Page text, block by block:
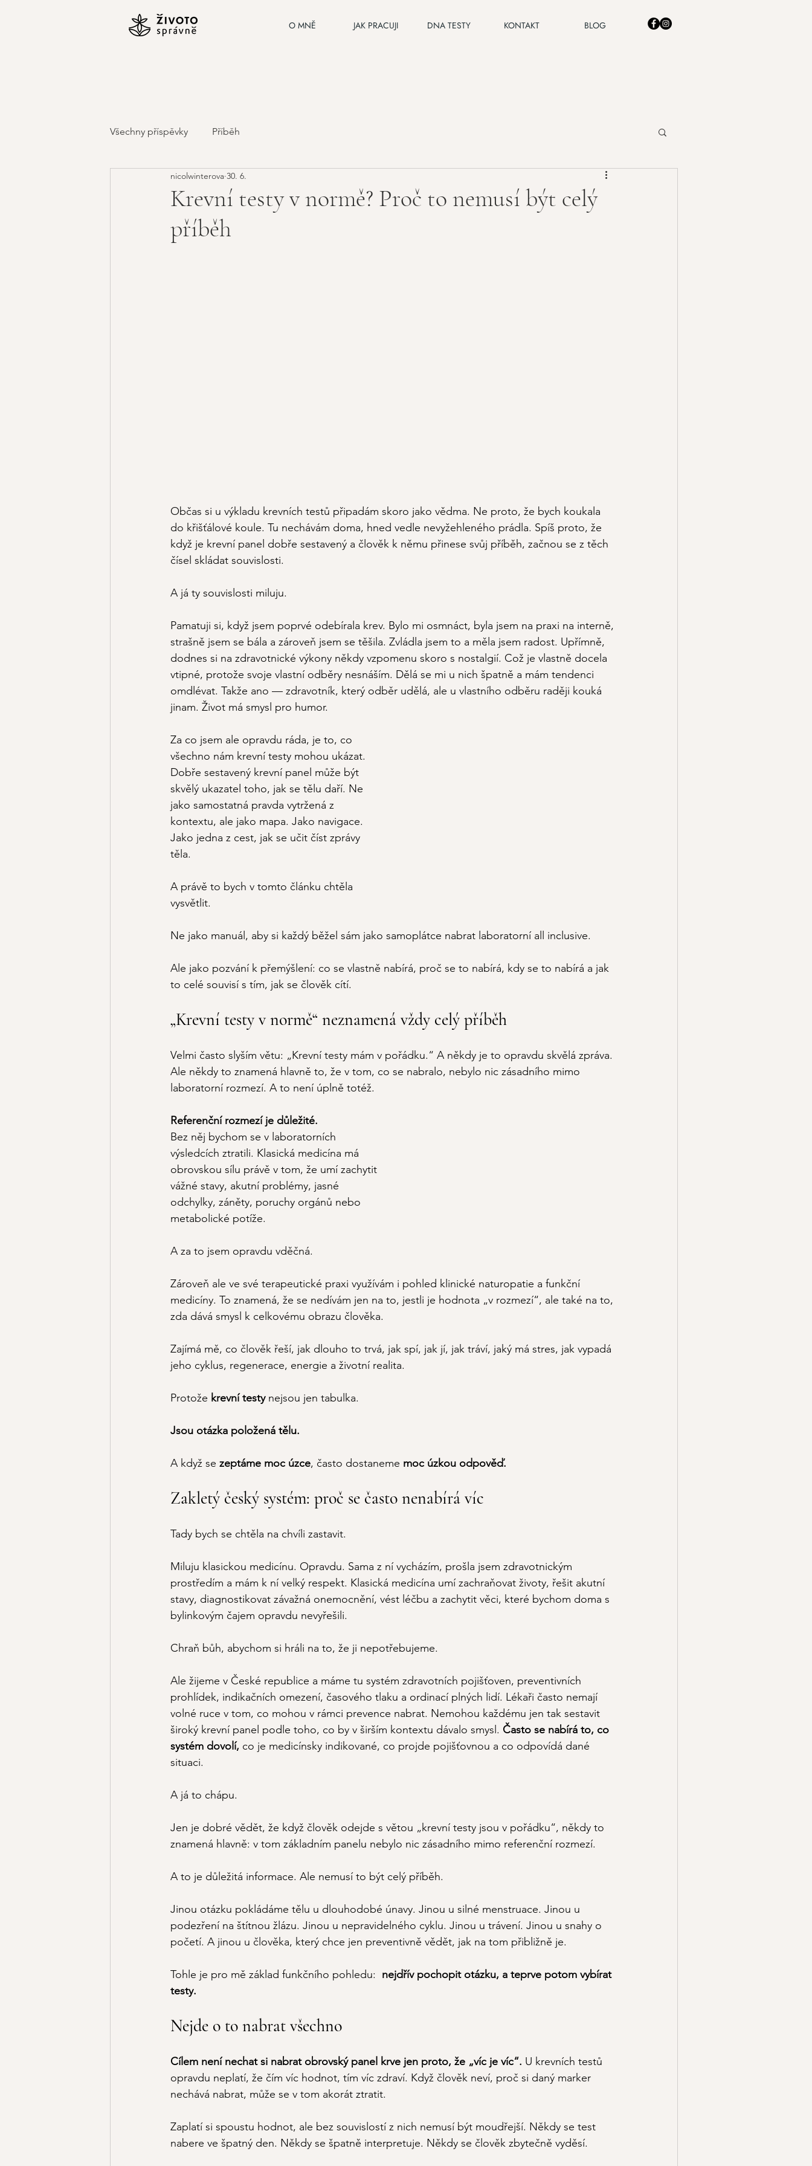
O MNĚ JAK PRACUJI DNA TESTY KONTAKT BLOG
Všechny příspěvky Příběh
Krevní testy v normě? Proč to nemusí být celý
příběh
nicolwinterova 30. 6.
Občas si u výkladu krevních testů připadám skoro jako vědma. Ne proto, že bych koukala
do křišťálové koule. Tu nechávám doma, hned vedle nevyžehleného prádla. Spíš proto, že
když je krevní panel dobře sestavený a člověk k němu přinese svůj příběh, začnou se z těch
čísel skládat souvislosti.
A já ty souvislosti miluju.
Pamatuji si, když jsem poprvé odebírala krev. Bylo mi osmnáct, byla jsem na praxi na interně,
strašně jsem se bála a zároveň jsem se těšila. Zvládla jsem to a měla jsem radost. Upřímně,
dodnes si na zdravotnické výkony někdy vzpomenu skoro s nostalgií. Což je vlastně docela
vtipné, protože svoje vlastní odběry nesnáším. Dělá se mi u nich špatně a mám tendenci
omdlévat. Takže ano — zdravotník, který odběr udělá, ale u vlastního odběru raději kouká
jinam. Život má smysl pro humor.
Za co jsem ale opravdu ráda, je to, co
všechno nám krevní testy mohou ukázat.
Dobře sestavený krevní panel může být
skvělý ukazatel toho, jak se tělu daří. Ne
jako samostatná pravda vytržená z
kontextu, ale jako mapa. Jako navigace.
Jako jedna z cest, jak se učit číst zprávy
těla.
A právě to bych v tomto článku chtěla
vysvětlit.
Ne jako manuál, aby si každý běžel sám jako samoplátce nabrat laboratorní all inclusive.
Ale jako pozvání k přemýšlení: co se vlastně nabírá, proč se to nabírá, kdy se to nabírá a jak
to celé souvisí s tím, jak se člověk cítí.
„Krevní testy v normě“ neznamená vždy celý příběh
Velmi často slyším větu: „Krevní testy mám v pořádku.“ A někdy je to opravdu skvělá zpráva.
Ale někdy to znamená hlavně to, že v tom, co se nabralo, nebylo nic zásadního mimo
laboratorní rozmezí. A to není úplně totéž.
Referenční rozmezí je důležité.
Bez něj bychom se v laboratorních
výsledcích ztratili. Klasická medicína má
obrovskou sílu právě v tom, že umí zachytit
vážné stavy, akutní problémy, jasné
odchylky, záněty, poruchy orgánů nebo
metabolické potíže.
A za to jsem opravdu vděčná.
Zároveň ale ve své terapeutické praxi využívám i pohled klinické naturopatie a funkční
medicíny. To znamená, že se nedívám jen na to, jestli je hodnota „v rozmezí“, ale také na to,
zda dává smysl k celkovému obrazu člověka.
Zajímá mě, co člověk řeší, jak dlouho to trvá, jak spí, jak jí, jak tráví, jaký má stres, jak vypadá
jeho cyklus, regenerace, energie a životní realita.
Protože krevní testy nejsou jen tabulka.
Jsou otázka položená tělu.
A když se zeptáme moc úzce, často dostaneme moc úzkou odpověď.
Zakletý český systém: proč se často nenabírá víc
Tady bych se chtěla na chvíli zastavit.
Miluju klasickou medicínu. Opravdu. Sama z ní vycházím, prošla jsem zdravotnickým
prostředím a mám k ní velký respekt. Klasická medicína umí zachraňovat životy, řešit akutní
stavy, diagnostikovat závažná onemocnění, vést léčbu a zachytit věci, které bychom doma s
bylinkovým čajem opravdu nevyřešili.
Chraň bůh, abychom si hráli na to, že ji nepotřebujeme.
Ale žijeme v České republice a máme tu systém zdravotních pojišťoven, preventivních
prohlídek, indikačních omezení, časového tlaku a ordinací plných lidí. Lékaři často nemají
volné ruce v tom, co mohou v rámci prevence nabrat. Nemohou každému jen tak sestavit
široký krevní panel podle toho, co by v širším kontextu dávalo smysl. Často se nabírá to, co
systém dovolí, co je medicínsky indikované, co projde pojišťovnou a co odpovídá dané
situaci.
A já to chápu.
Jen je dobré vědět, že když člověk odejde s větou „krevní testy jsou v pořádku“, někdy to
znamená hlavně: v tom základním panelu nebylo nic zásadního mimo referenční rozmezí.
A to je důležitá informace. Ale nemusí to být celý příběh.
Jinou otázku pokládáme tělu u dlouhodobé únavy. Jinou u silné menstruace. Jinou u
podezření na štítnou žlázu. Jinou u nepravidelného cyklu. Jinou u trávení. Jinou u snahy o
početí. A jinou u člověka, který chce jen preventivně vědět, jak na tom přibližně je.
Tohle je pro mě základ funkčního pohledu: nejdřív pochopit otázku, a teprve potom vybírat
testy.
Nejde o to nabrat všechno
Cílem není nechat si nabrat obrovský panel krve jen proto, že „víc je víc“. U krevních testů
opravdu neplatí, že čím víc hodnot, tím víc zdraví. Když člověk neví, proč si daný marker
nechává nabrat, může se v tom akorát ztratit.
Zaplatí si spoustu hodnot, ale bez souvislostí z nich nemusí být moudřejší. Někdy se test
nabere ve špatný den. Někdy se špatně interpretuje. Někdy se člověk zbytečně vyděsí.